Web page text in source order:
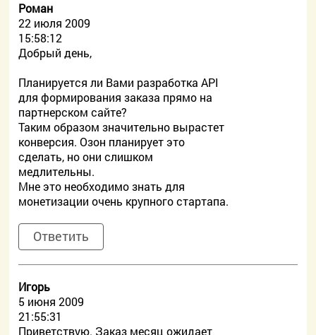
Роман
22 июля 2009
15:58:12
Добрый день,
Планируется ли Вами разработка API
для формирования заказа прямо на
партнерском сайте?
Таким образом значительно вырастет
конверсия. Озон планирует это
сделать, но они слишком
медлительны.
Мне это необходимо знать для
монетизации очень крупного стартапа.
Ответить
Игорь
5 июня 2009
21:55:31
Приветствую. Заказ месяц ожидает